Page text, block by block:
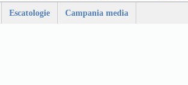
Escatologie Campania media